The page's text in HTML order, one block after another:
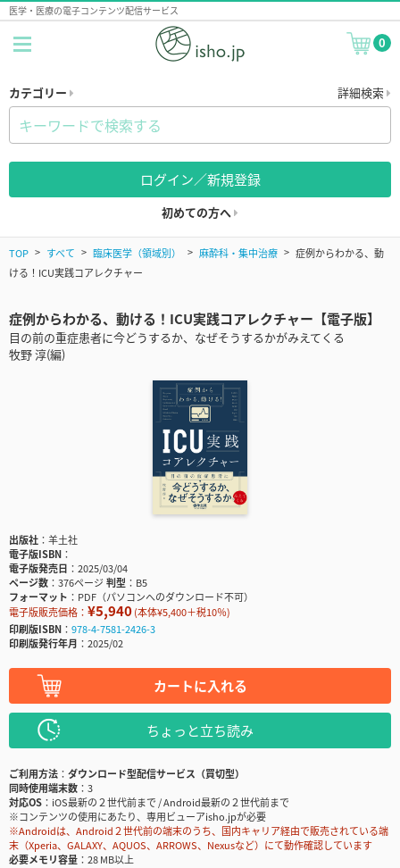
医学・医療の電子コンテンツ配信サービス
0
カテゴリー 詳細検索
ログイン／新規登録
初めての方へ
TOP すべて 臨床医学（領域別） 麻酔科・集中治療
症例からわかる、動
ける！ICU実践コアレクチャー
症例からわかる、動ける！ICU実践コアレクチャー【電子版】
目の前の重症患者に今どうするか、なぜそうするかがみえてくる
牧野 淳(編)
出版社
羊土社
電子版ISBN
電子版発売日
2025/03/04
ページ数
376ページ判型
B5
フォーマット
PDF（パソコンへのダウンロード不可）
電子版販売価格： ¥5,940(本体¥5,400＋税10％)
印刷版ISBN
978-4-7581-2426-3
印刷版発行年月
2025/02
カートに入れる
ちょっと立ち読み
ご利用方法
ダウンロード型配信サービス（買切型）
同時使用端末数
3
対応OS
iOS最新の２世代前まで / Android最新の２世代前まで
※コンテンツの使用にあたり、専用ビューアisho.jpが必要
※Androidは、Android２世代前の端末のうち、国内キャリア経由で販売されている端
末（Xperia、GALAXY、AQUOS、ARROWS、Nexusなど）にて動作確認しています
必要メモリ容量
28 MB以上